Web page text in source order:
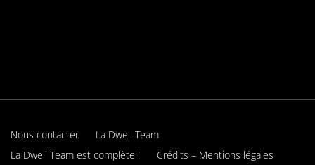
Nous contacter
La Dwell Team
La Dwell Team est complète !
Crédits – Mentions légales